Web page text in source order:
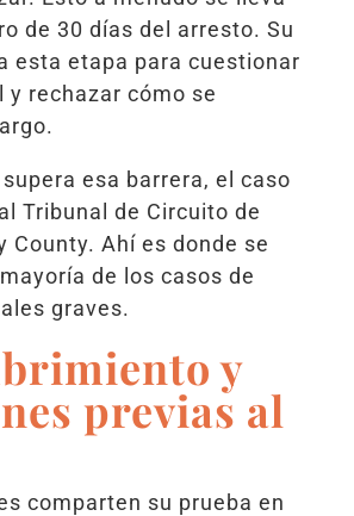
de 30 días del arresto. Su
esta etapa para cuestionar
y rechazar cómo se
esa barrera, el caso
Tribunal de Circuito de
County. Ahí es donde se
de los casos de
graves.
y
previas al
comparten su prueba en